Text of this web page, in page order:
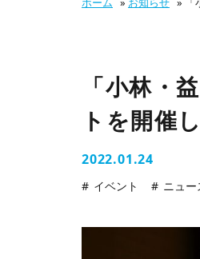
「小林・
トを開催
2022.01.24
イベント ニュ